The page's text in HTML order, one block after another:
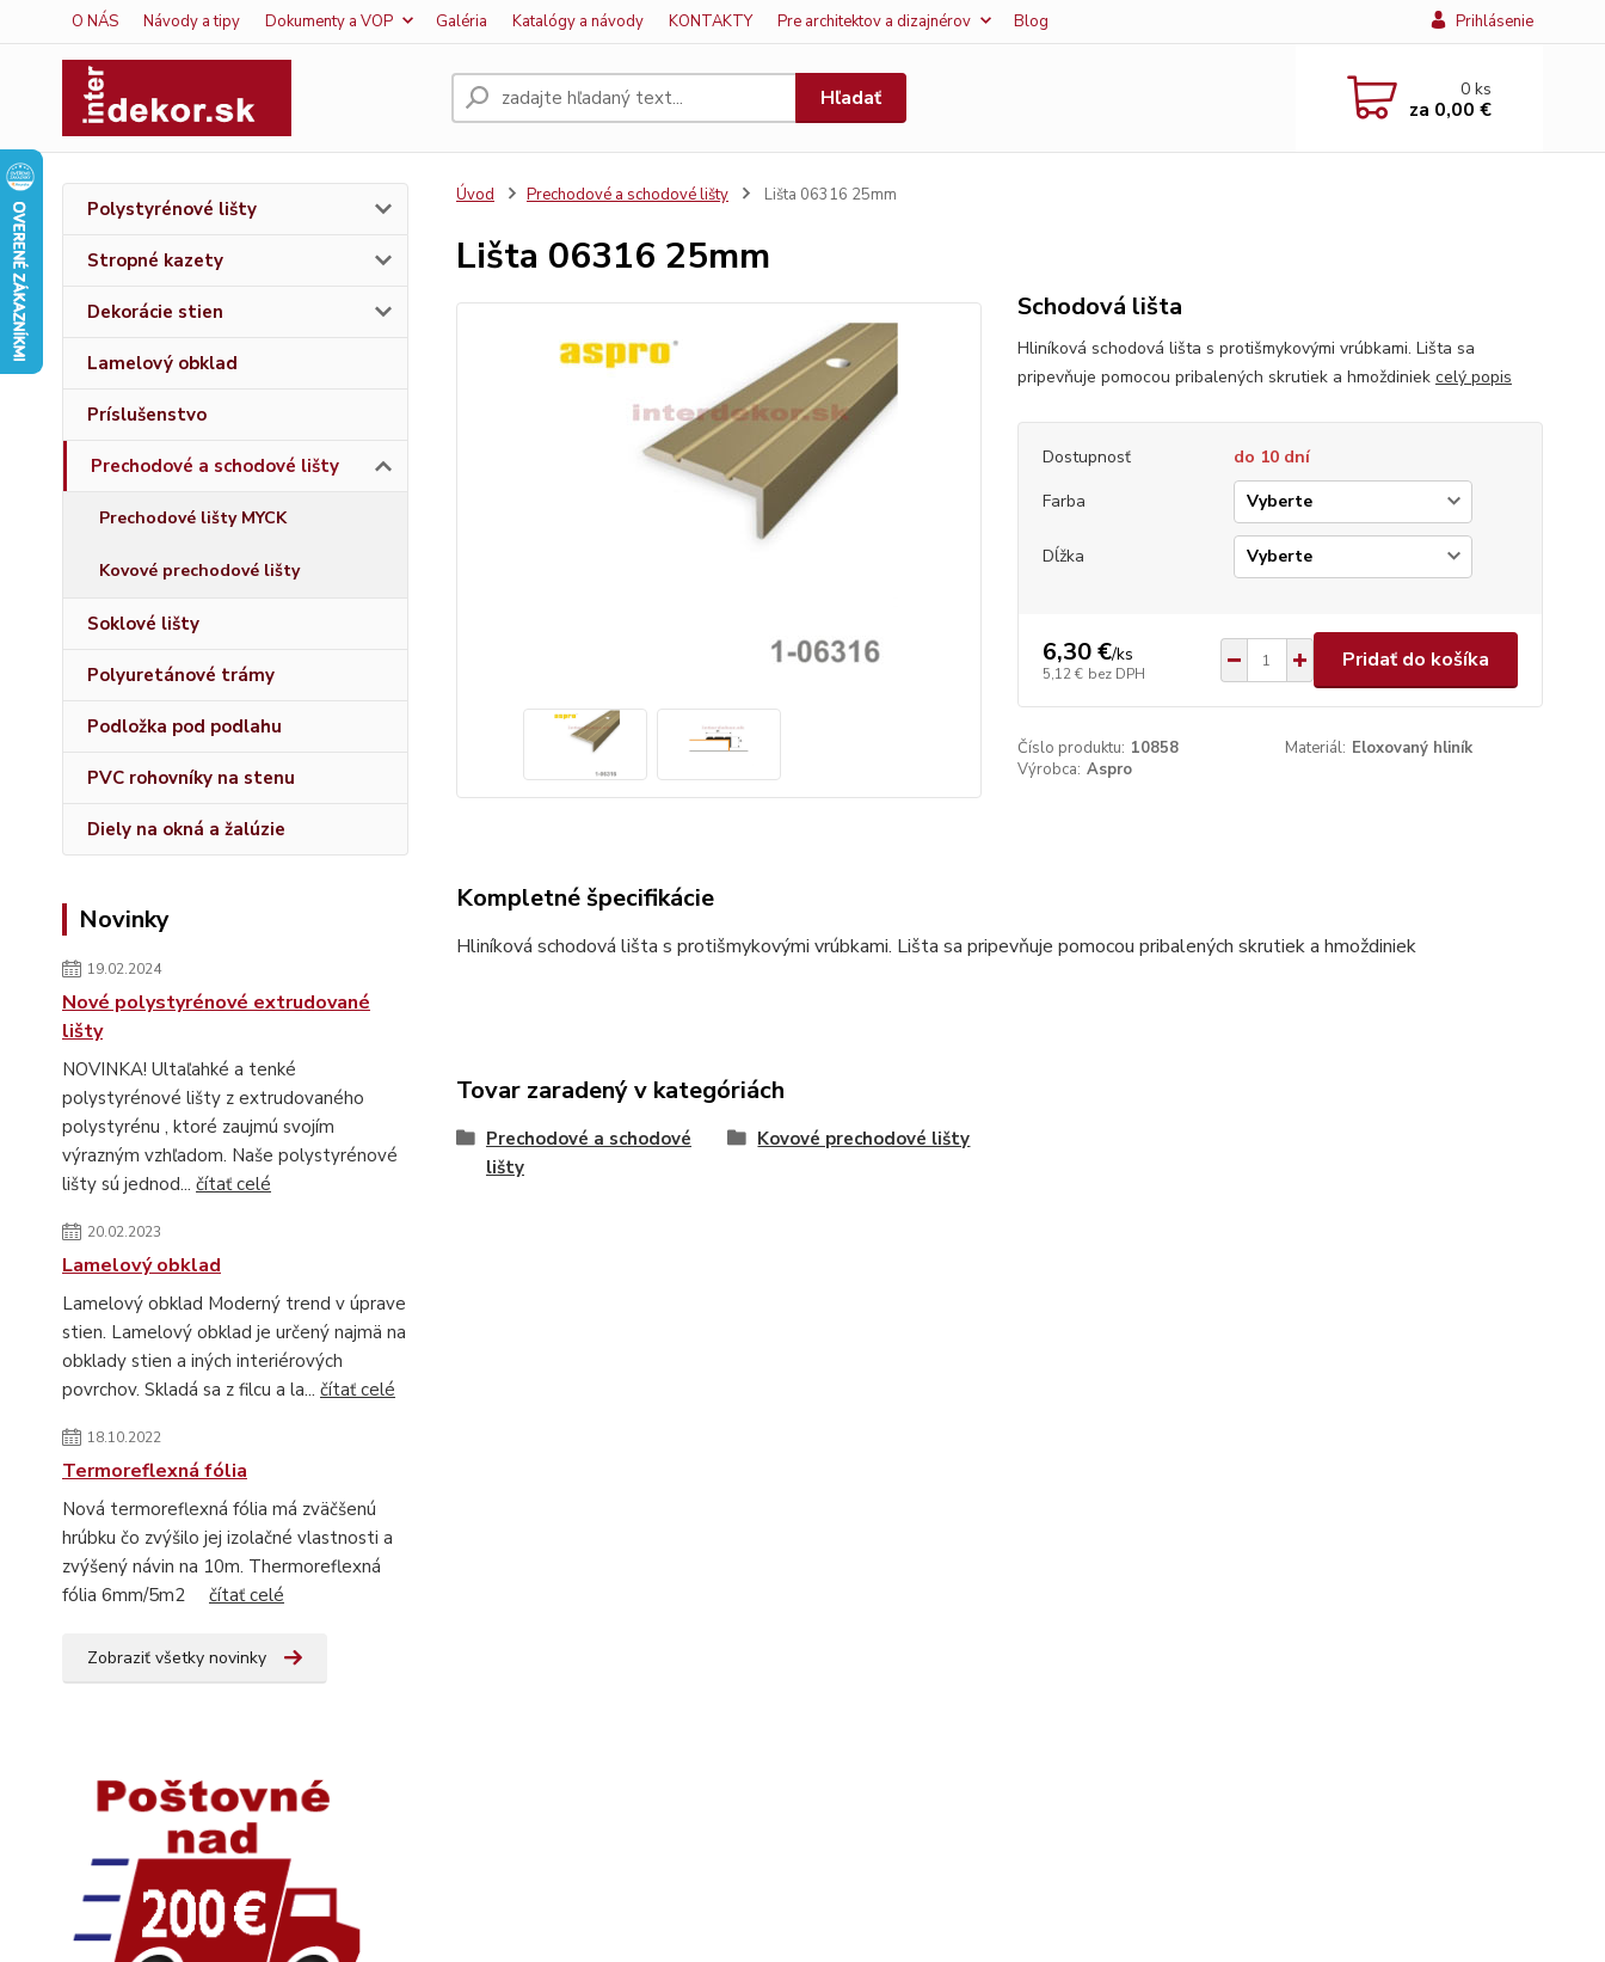
O NÁS Návody a tipy Dokumenty a VOP Galéria Katalógy a návody KONTAKTY Pre architektov a dizajnérov Blog Prihlásenie
Hľadať 0ks
za 0,00 €
Polystyrénové lišty
Stropné kazety
Dekorácie stien
Lamelový obklad
Príslušenstvo
Prechodové a schodové lišty
Prechodové lišty MYCK
Kovové prechodové lišty
Soklové lišty
Polyuretánové trámy
Podložka pod podlahu
PVC rohovníky na stenu
Diely na okná a žalúzie
Novinky
19.02.2024
Nové polystyrénové extrudované
lišty
NOVINKA! Ultaľahké a tenké
polystyrénové lišty z extrudovaného
polystyrénu , ktoré zaujmú svojím
výrazným vzhľadom. Naše polystyrénové
lišty sú jednod... čítať celé
20.02.2023
Lamelový obklad
Lamelový obklad Moderný trend v úprave
stien. Lamelový obklad je určený najmä na
obklady stien a iných interiérových
povrchov. Skladá sa z filcu a la... čítať celé
18.10.2022
Termoreflexná fólia
Nová termoreflexná fólia má zväčšenú
hrúbku čo zvýšilo jej izolačné vlastnosti a
zvýšený návin na 10m. Thermoreflexná
fólia 6mm/5m2 čítať celé
Zobraziť všetky novinky
Úvod Prechodové a schodové lišty Lišta 06316 25mm
Lišta 06316 25mm
Schodová lišta
Hliníková schodová lišta s protišmykovými vrúbkami. Lišta sa
pripevňuje pomocou pribalených skrutiek a hmoždiniek celý popis
Dostupnosť
do 10 dní
Farba
Dĺžka
6,30 €/ks
5,12 € bez DPH
Pridať do košíka
Číslo produktu: 10858 Materiál: Eloxovaný hliník
Výrobca: Aspro
Kompletné špecifikácie
Hliníková schodová lišta s protišmykovými vrúbkami. Lišta sa pripevňuje pomocou pribalených skrutiek a hmoždiniek
Tovar zaradený v kategóriách
Prechodové a schodové
lišty
Kovové prechodové lišty